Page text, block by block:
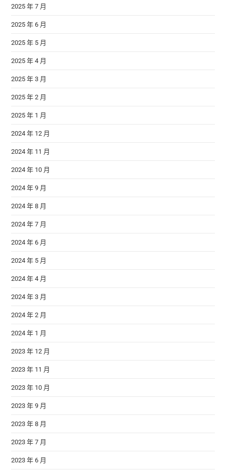
2025 年 7 月
2025 年 6 月
2025 年 5 月
2025 年 4 月
2025 年 3 月
2025 年 2 月
2025 年 1 月
2024 年 12 月
2024 年 11 月
2024 年 10 月
2024 年 9 月
2024 年 8 月
2024 年 7 月
2024 年 6 月
2024 年 5 月
2024 年 4 月
2024 年 3 月
2024 年 2 月
2024 年 1 月
2023 年 12 月
2023 年 11 月
2023 年 10 月
2023 年 9 月
2023 年 8 月
2023 年 7 月
2023 年 6 月